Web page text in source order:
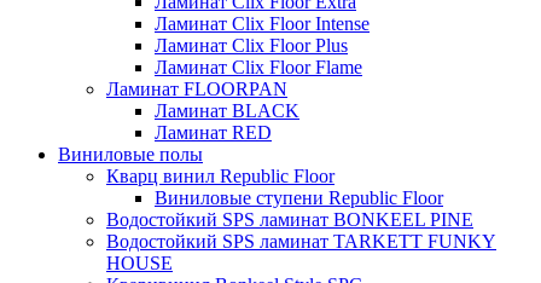
Ламинат Clix Floor Intense
Ламинат Clix Floor Plus
Ламинат Clix Floor Flame
Ламинат FLOORPAN
Ламинат BLACK
Ламинат RED
Виниловые полы
Кварц винил Republic Floor
Виниловые ступени Republic Floor
Водостойкий SPS ламинат BONKEEL PINE
Водостойкий SPS ламинат TARKETT FUNKY
HOUSE